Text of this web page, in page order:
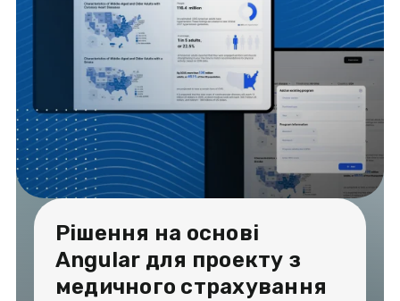
Рішення на основі
Angular для проекту з
медичного страхування